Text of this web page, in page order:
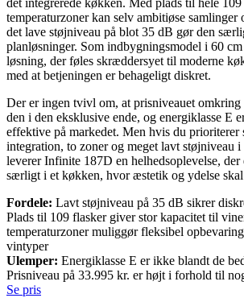
det integrerede køkken. Med plads til hele
temperaturzoner kan selv ambitiøse samlinger
det lave støjniveau på blot 35 dB gør den
planløsninger. Som indbygningsmodel i 60
løsning, der føles skræddersyet til moderne
med at betjeningen er behageligt diskret.
Der er ingen tvivl om, at prisniveauet omkring
den i den eksklusive ende, og energiklasse E
effektive på markedet. Men hvis du prioriterer
integration, to zoner og meget lavt støjniveau i
leverer Infinite 187D en helhedsoplevelse,
særligt i et køkken, hvor æstetik og ydelse
Fordele: Lavt støjniveau på 35 dB sikrer
Plads til 109 flasker giver stor kapacitet til
temperaturzoner muliggør fleksibel
vintyper
Ulemper: Energiklasse E er ikke blandt de
Prisniveau på 33.995 kr. er højt i forhold til
Se pris